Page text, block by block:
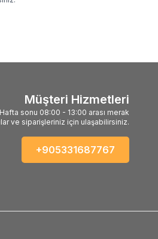
Müşteri Hizmetleri
sonu 08:00 - 13:00 arası merak
ve siparişleriniz için ulaşabilirsiniz.
+905331687767